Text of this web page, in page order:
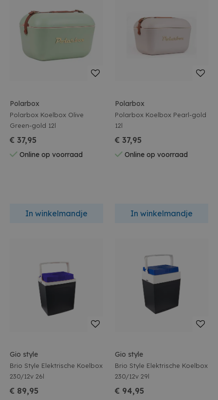
Polarbox
Polarbox Koelbox Olive
Green-gold 12l
€ 37,95
Online op voorraad
In winkelmandje
Polarbox
Polarbox Koelbox Pearl-gold
12l
€ 37,95
Online op voorraad
In winkelmandje
Gio style
Brio Style Elektrische Koelbox
230/12v 26l
€ 89,95
Gio style
Brio Style Elektrische Koelbox
230/12v 29l
€ 94,95